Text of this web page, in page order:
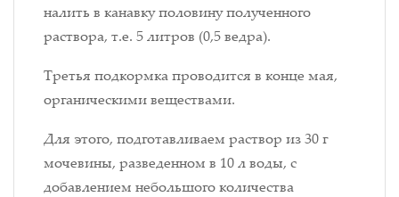
налить в канавку половину полученного
раствора, т.е. 5 литров (0,5 ведра).
Третья подкормка проводится в конце мая,
органическими веществами.
Для этого, подготавливаем раствор из 30 г
мочевины, разведенном в 10 л воды, с
добавлением небольшого количества